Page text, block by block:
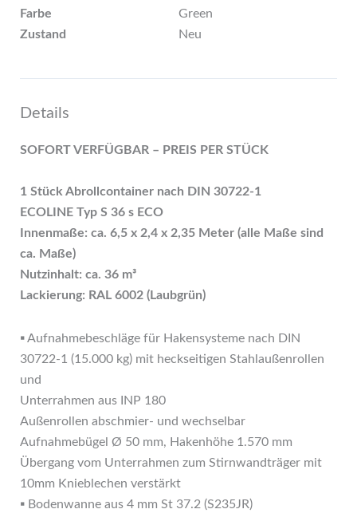
Farbe
Green
Zustand
Neu
Details
SOFORT VERFÜGBAR – PREIS PER STÜCK
1 Stück Abrollcontainer nach DIN 30722-1
ECOLINE Typ S 36 s ECO
Innenmaße: ca. 6,5 x 2,4 x 2,35 Meter (alle Maße sind
ca. Maße)
Nutzinhalt: ca. 36 m³
Lackierung: RAL 6002 (Laubgrün)
▪ Aufnahmebeschläge für Hakensysteme nach DIN
30722-1 (15.000 kg) mit heckseitigen Stahlaußenrollen
und
Unterrahmen aus INP 180
Außenrollen abschmier- und wechselbar
Aufnahmebügel Ø 50 mm, Hakenhöhe 1.570 mm
Übergang vom Unterrahmen zum Stirnwandträger mit
10mm Knieblechen verstärkt
▪ Bodenwanne aus 4 mm St 37.2 (S235JR)